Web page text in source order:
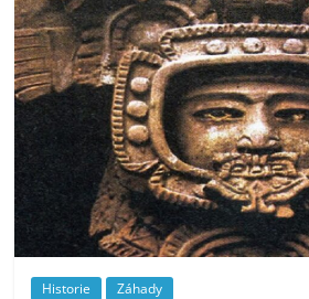
Historie Záhady